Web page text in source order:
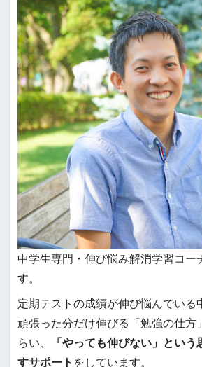
中学生専門・伸び悩み解消学習コー
す。
定期テストの成績が伸び悩んでいる
頑張った分だけ伸びる「勉強の仕方
らい、
「やっても伸びない」とい
すサポート をしています。